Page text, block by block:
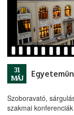
31
MÁJ
Szoboravató,
szakmai